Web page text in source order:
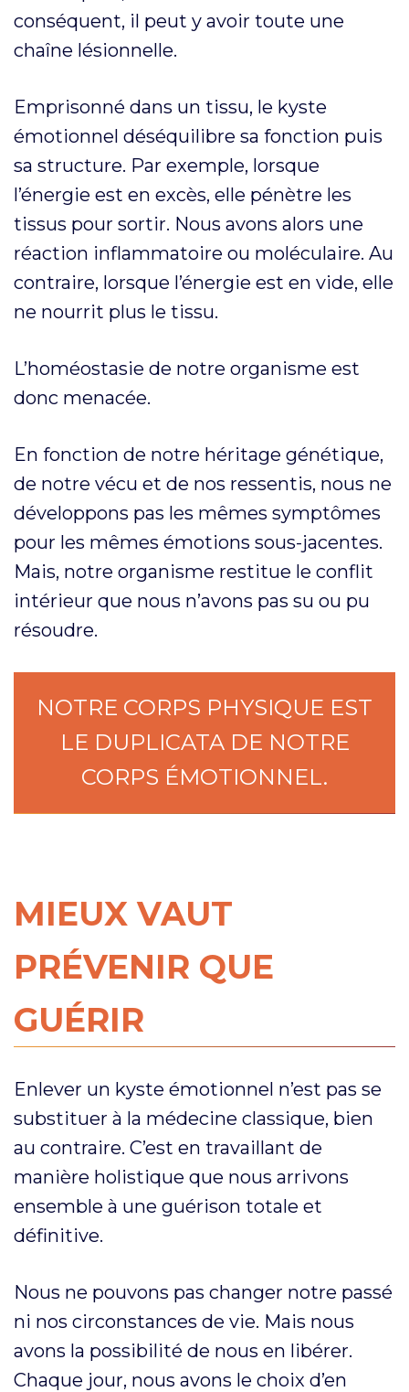
conséquent, il peut y avoir toute une
chaîne lésionnelle.
Emprisonné dans un tissu, le kyste
émotionnel déséquilibre sa fonction puis
sa structure. Par exemple, lorsque
l’énergie est en excès, elle pénètre les
tissus pour sortir. Nous avons alors une
réaction inflammatoire ou moléculaire. Au
contraire, lorsque l’énergie est en vide, elle
ne nourrit plus le tissu.
L’homéostasie de notre organisme est
donc menacée.
En fonction de notre héritage génétique,
de notre vécu et de nos ressentis, nous ne
développons pas les mêmes symptômes
pour les mêmes émotions sous-jacentes.
Mais, notre organisme restitue le conflit
intérieur que nous n’avons pas su ou pu
résoudre.
NOTRE CORPS PHYSIQUE EST
LE DUPLICATA DE NOTRE
CORPS ÉMOTIONNEL.
MIEUX VAUT
PRÉVENIR QUE
GUÉRIR
Enlever un kyste émotionnel n’est pas se
substituer à la médecine classique, bien
au contraire. C’est en travaillant de
manière holistique que nous arrivons
ensemble à une guérison totale et
définitive.
Nous ne pouvons pas changer notre passé
ni nos circonstances de vie. Mais nous
avons la possibilité de nous en libérer.
Chaque jour, nous avons le choix d’en